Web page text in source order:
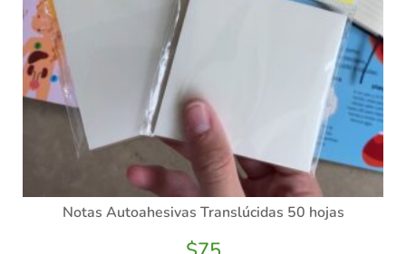
Notas Autoahesivas Translúcidas 50 hojas